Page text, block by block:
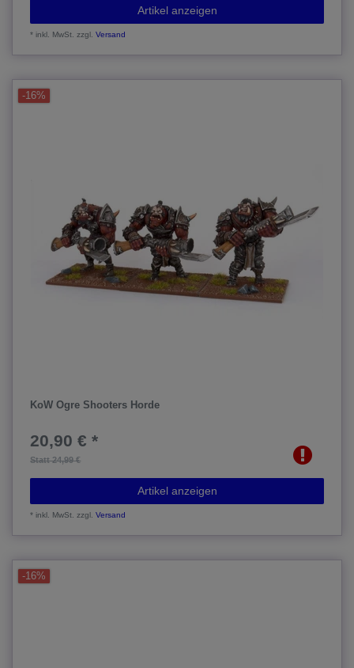
Artikel anzeigen
*inkl. MwSt. zzgl.Versand
-16%
KoW Ogre Shooters Horde
Statt 24,99 €
20,90 € *
Artikel anzeigen
*inkl. MwSt. zzgl.Versand
-16%